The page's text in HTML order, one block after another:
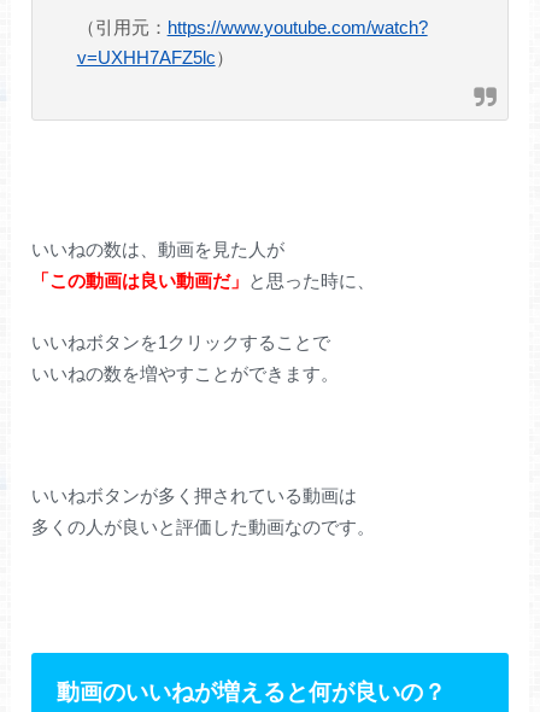
（引用元： https://www.youtube.com/watch?
v=UXHH7AFZ5lc）
いいねの数は、動画を見た人が
「この動画は良い動画だ」 と思った時に、
いいねボタンを1クリックすることで
いいねの数を増やすことができます。
いいねボタンが多く押されている動画は
多くの人が良いと評価した動画なのです。
動画のいいねが増えると何が良いの？